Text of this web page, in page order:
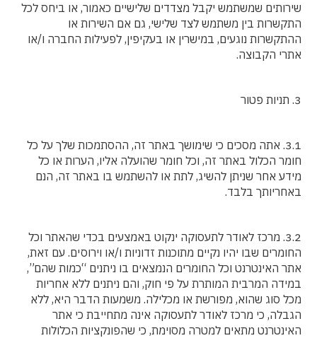
שירותים שמשתמש יקבל מצדדים שלישיים כאמור, או ביחס לכל
התקשרות בין משתמש לצד שלישי, גם אם השירות או
ההתקשרות נוגעים, במישרין או בעקיפין, לפעילות החברה ו/או
אתרי הקבוצה.
3. תניות פטור
3.1. אתה מסכים כי שימושך באתר זה, ההסתמכות שלך על כל
חומר הכלול באתר זה, וכל חומר שהועלה אליו, הערות או כל
מידע אחר שניתן להשיג, לתת או להשתמש בו באתר זה, הנם
באחריותך בלבד.
3.2. מרכז לאודר לתעסוקה ינקוט באמצעים בכדי שהאתר וכל
החומרים שבו יהיו נקיים מתוכנות זדוניות ו/או וירוסים. עם זאת,
אתר האינטרנט וכל החומרים הנמצאים בו ניתנים “כמות שהם”,
במידה המרבית המותרת על פי חוק, והם ניתנים ללא אחריות
מכל סוג שהוא, מפורשת או מכלילה. משמעות הדבר היא, ללא
הגבלה, כי מרכז לאודר לתעסוקה אינה מתחייבת כי אתר
האינטרנט מתאים למטרה מסוימת, כי שהפונקציות הכלולות